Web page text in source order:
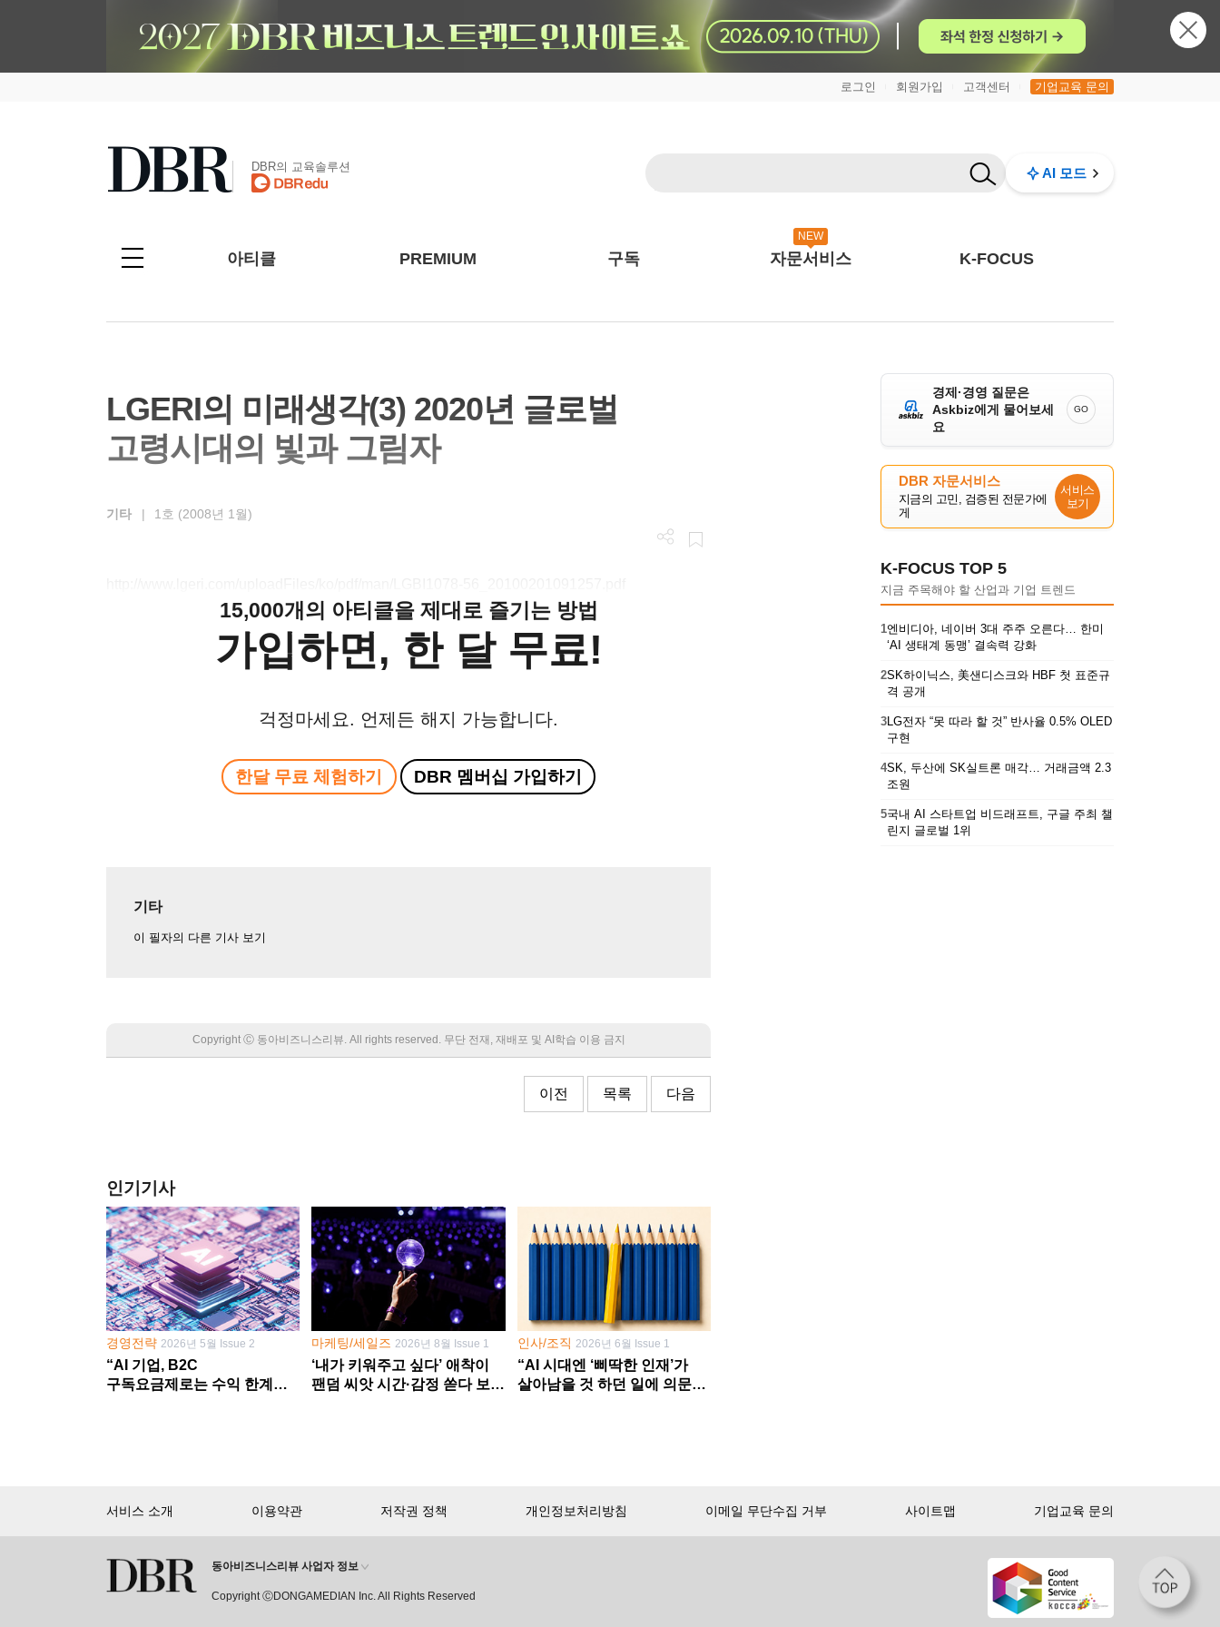
로그인 회원가입 고객센터 기업교육 문의
DBR의 교육솔루션 AI 모드
아티클 PREMIUM 구독
NEW
자문서비스 K-FOCUS
LGERI의 미래생각(3) 2020년 글로벌
고령시대의 빛과 그림자
기타 | 1호 (2008년 1월)
15,000개의 아티클을 제대로 즐기는 방법
가입하면, 한 달 무료!
걱정마세요. 언제든 해지 가능합니다.
한달 무료 체험하기 DBR 멤버십 가입하기
기타
이 필자의 다른 기사 보기
Copyright Ⓒ 동아비즈니스리뷰. All rights reserved. 무단 전재, 재배포 및 AI학습 이용 금지
이전 목록 다음
인기기사
경영전략 2026년 5월 Issue 2
“AI 기업, B2C
구독요금제로는 수익 한계
마케팅/세일즈 2026년 8월 Issue 1
‘내가 키워주고 싶다’ 애착이
팬덤 씨앗 시간·감정 쏟다 보면
인사/조직 2026년 6월 Issue 1
“AI 시대엔 ‘삐딱한 인재’가
살아남을 것 하던 일에 의문
경제·경영 질문은
Askbiz에게 물어보세
요
GO
DBR 자문서비스
지금의 고민, 검증된 전문가에
게
서비스
보기
K-FOCUS TOP 5
지금 주목해야 할 산업과 기업 트렌드
1엔비디아, 네이버 3대 주주 오른다… 한미
‘AI 생태계 동맹’ 결속력 강화
2SK하이닉스, 美샌디스크와 HBF 첫 표준규
격 공개
3LG전자 “못 따라 할 것” 반사율 0.5% OLED
구현
4SK, 두산에 SK실트론 매각… 거래금액 2.3
조원
5국내 AI 스타트업 비드래프트, 구글 주최 챌
린지 글로벌 1위
회원 가입만 해도, DBR 월정액 서비스 첫 달 무료!
첫 달 무제한 이용
서비스 소개 이용약관 저작권 정책 개인정보처리방침 이메일 무단수집 거부 사이트맵 기업교육 문의
동아비즈니스리뷰 사업자 정보
Copyright ⒸDONGAMEDIAN Inc. All Rights Reserved